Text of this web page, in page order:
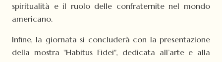
spiritualità e il ruolo delle confraternite nel mondo
americano.
Infine, la giornata si concluderà con la presentazione
della mostra "Habitus Fidei", dedicata all’arte e alla